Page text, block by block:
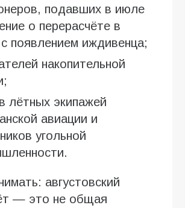
подавших в июле
о перерасчёте в
появлением иждивенца;
накопительной
лётных экипажей
авиации и
угольной
августовский
— это не общая